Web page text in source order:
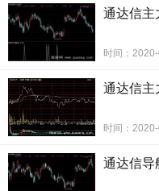
通达信
时间：
通达信
时间：
通达信